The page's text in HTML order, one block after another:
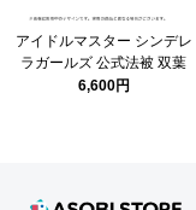
アイドルマスター シンデレ
ラガールズ 公式法被 双葉
杏 (STARLIGHT STAGE
6,600円